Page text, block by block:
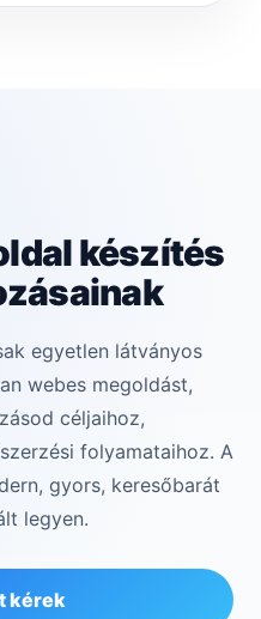
készítés
egyetlen látványos
webes megoldást,
céljaihoz,
folyamataihoz. A
gyors, keresőbarát
legyen.
kérek